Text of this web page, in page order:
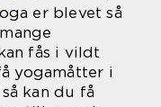
er blevet så
fås i vildt
yogamåtter i
kan du få